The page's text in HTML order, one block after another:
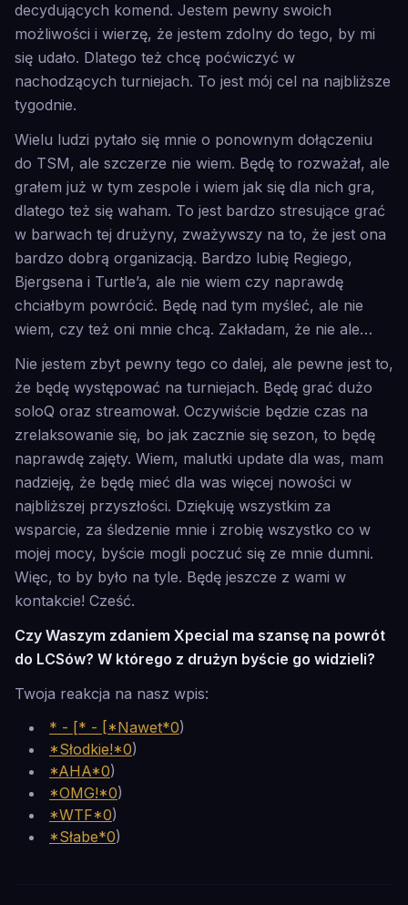
decydujących komend. Jestem pewny swoich
możliwości i wierzę, że jestem zdolny do tego, by mi
się udało. Dlatego też chcę poćwiczyć w
nachodzących turniejach. To jest mój cel na najbliższe
tygodnie.
Wielu ludzi pytało się mnie o ponownym dołączeniu
do TSM, ale szczerze nie wiem. Będę to rozważał, ale
grałem już w tym zespole i wiem jak się dla nich gra,
dlatego też się waham. To jest bardzo stresujące grać
w barwach tej drużyny, zważywszy na to, że jest ona
bardzo dobrą organizacją. Bardzo lubię Regiego,
Bjergsena i Turtle’a, ale nie wiem czy naprawdę
chciałbym powrócić. Będę nad tym myśleć, ale nie
wiem, czy też oni mnie chcą. Zakładam, że nie ale…
Nie jestem zbyt pewny tego co dalej, ale pewne jest to,
że będę występować na turniejach. Będę grać dużo
soloQ oraz streamował. Oczywiście będzie czas na
zrelaksowanie się, bo jak zacznie się sezon, to będę
naprawdę zajęty. Wiem, malutki update dla was, mam
nadzieję, że będę mieć dla was więcej nowości w
najbliższej przyszłości. Dziękuję wszystkim za
wsparcie, za śledzenie mnie i zrobię wszystko co w
mojej mocy, byście mogli poczuć się ze mnie dumni.
Więc, to by było na tyle. Będę jeszcze z wami w
kontakcie! Cześć.
Czy Waszym zdaniem Xpecial ma szansę na powrót
do LCSów? W którego z drużyn byście go widzieli?
Twoja reakcja na nasz wpis:
* - [* - [*Nawet*0)
*Słodkie!*0)
*AHA*0)
*OMG!*0)
*WTF*0)
*Słabe*0)